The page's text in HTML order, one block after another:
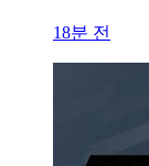
18분 전